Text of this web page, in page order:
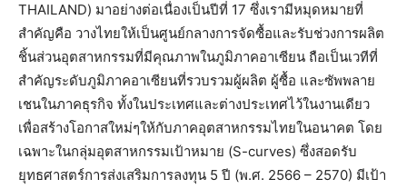
THAILAND) มาอย่างต่อเนื่องเป็นปีที่ 17 ซึ่งเรามีหมุดหมายที่
สำคัญคือ วางไทยให้เป็นศูนย์กลางการจัดซื้อและรับช่วงการผลิต
ชิ้นส่วนอุตสาหกรรมที่มีคุณภาพในภูมิภาคอาเซียน ถือเป็นเวทีที่
สำคัญระดับภูมิภาคอาเซียนที่รวบรวมผู้ผลิต ผู้ซื้อ และซัพพลาย
เชนในภาคธุรกิจ ทั้งในประเทศและต่างประเทศไว้ในงานเดียว
เพื่อสร้างโอกาสใหม่ๆให้กับภาคอุตสาหกรรมไทยในอนาคต โดย
เฉพาะในกลุ่มอุตสาหกรรมเป้าหมาย (S-curves) ซึ่งสอดรับ
ยุทธศาสตร์การส่งเสริมการลงทุน 5 ปี (พ.ศ. 2566 – 2570) มีเป้า